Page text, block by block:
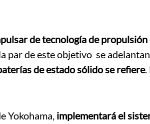
de tecnología de
par de este objetivo se
de estado sólido se refiere.
Yokohama, implementará el